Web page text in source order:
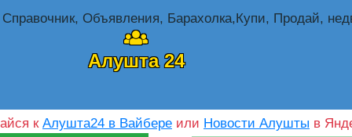
Алушта 24
к Алушта24 в Вайбереили Новости Алушты в